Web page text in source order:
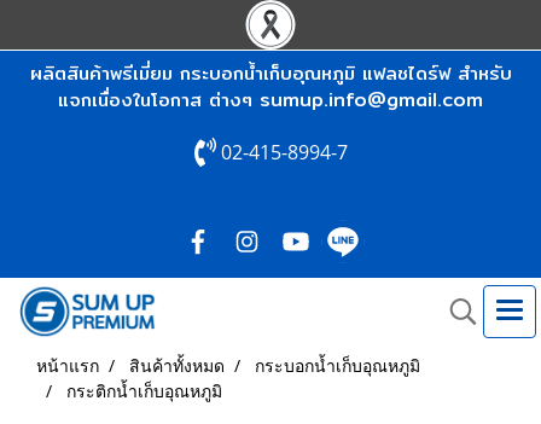
ผลิตสินค้าพรีเมี่ยม กระบอกน้ำเก็บอุณหภูมิ แฟลชไดร์ฟ สำหรับ
แจกเนื่องในโอกาส ต่างๆ sumup.info@gmail.com
02-415-8994-7
หน้าแรก สินค้าทั้งหมด
กระบอกน้ำเก็บอุณหภูมิ
กระติกน้ำเก็บอุณหภูมิ